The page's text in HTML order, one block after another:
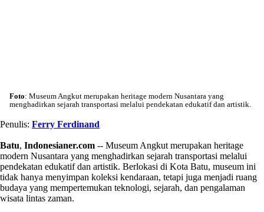
Foto: Museum Angkut merupakan heritage modern Nusantara yang
menghadirkan sejarah transportasi melalui pendekatan edukatif dan artistik.
Penulis: Ferry Ferdinand
Batu, Indonesianer.com -- Museum Angkut merupakan heritage
modern Nusantara yang menghadirkan sejarah transportasi melalui
pendekatan edukatif dan artistik. Berlokasi di Kota Batu, museum ini
tidak hanya menyimpan koleksi kendaraan, tetapi juga menjadi ruang
budaya yang mempertemukan teknologi, sejarah, dan pengalaman
wisata lintas zaman.